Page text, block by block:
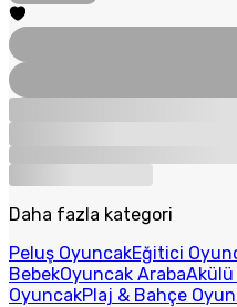
Daha fazla kategori
Peluş OyuncakEğitici
BebekOyuncak ArabaAkülü
OyuncakPlaj & Bahçe